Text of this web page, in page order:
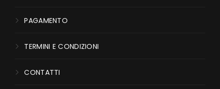
PAGAMENTO
TERMINI E CONDIZIONI
CONTATTI